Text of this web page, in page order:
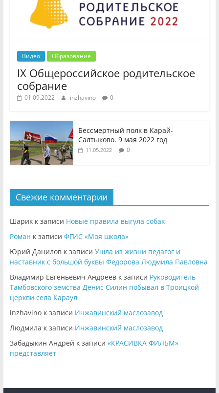
Видео Образование
IX Общероссийское родительское
собрание
01.09.2022 inzhavino 0
Бессмертный полк в Карай-
Салтыково. 9 мая 2022 год
11.05.2022 0
Свежие комментарии
Шарикк записи Новые правила выгула собак
Роман к записи ФГИС «Моя школа»
Юрий Даниловк записи Ушла из жизни педагог и
наставник с большой буквы Федорова Людмила Павловна
Владимир Евгеньевич Андреевк записи Руководитель
Тамбовского земства Денис Силин побывал в Троицкой
церкви села Караул
inzhavinoк записи Инжавинский маслозавод
Людмила к записи Инжавинский маслозавод
Забадыкин Андрей к записи «КРАСИВКА ФИЛЬМ»
представляет